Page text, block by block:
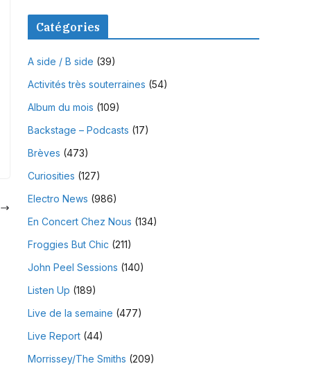
Catégories
A side / B side (39)
Activités très souterraines (54)
Album du mois (109)
Backstage – Podcasts (17)
Brèves (473)
Curiosities (127)
Electro News (986)
En Concert Chez Nous (134)
Froggies But Chic (211)
John Peel Sessions (140)
Listen Up (189)
Live de la semaine (477)
Live Report(44)
Morrissey/The Smiths (209)